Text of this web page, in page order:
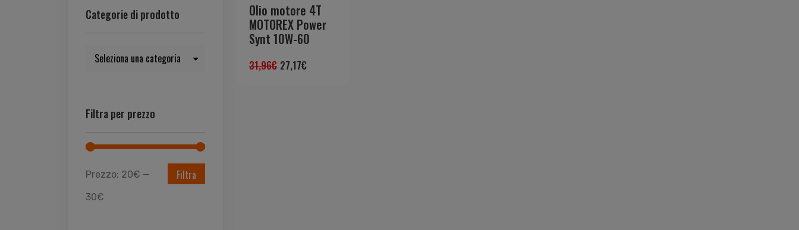
Categorie di prodotto
Filtra per prezzo
Filtra
Prezzo: 20€ —
30€
Olio motore 4T
MOTOREX Power
Synt 10W-60
31,96€ 27,17€